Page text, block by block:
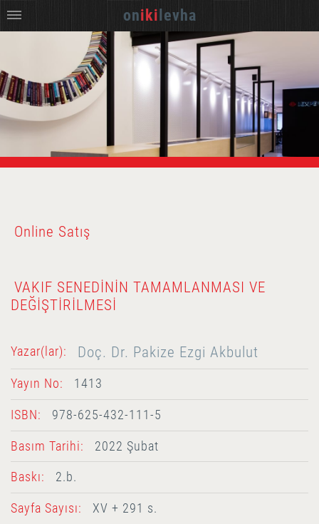
Online Satış
VAKIF SENEDININ TAMAMLANMASI VE
DEĞIŞTIRILMESI
Yazar(lar): Doç. Dr. Pakize Ezgi Akbulut
Yayın No: 1413
ISBN: 978-625-432-111-5
Basım Tarihi: 2022 Şubat
Baskı: 2.b.
Sayfa Sayısı: XV + 291 s.
oniki levha